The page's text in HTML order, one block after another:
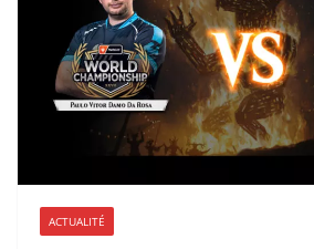
ACTUALITÉ